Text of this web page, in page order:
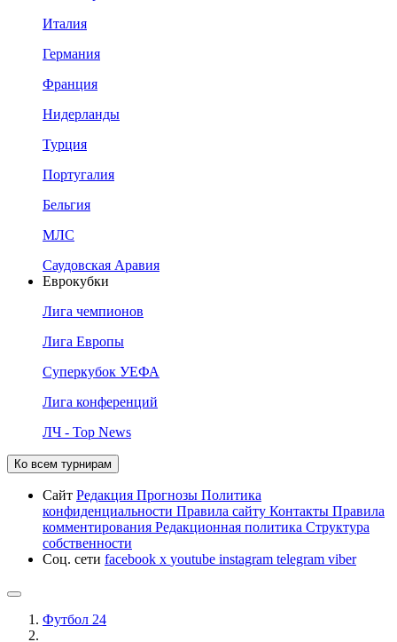
Италия
Германия
Франция
Нидерланды
Турция
Португалия
Бельгия
МЛС
Саудовская Аравия
Еврокубки
Лига чемпионов
Лига Европы
Суперкубок УЕФА
Лига конференций
ЛЧ - Top News
Ко всем турнирам
Сайт Редакция Прогнозы Политика
конфиденциальности Правила сайту Контакты Правила
комментирования Редакционная политика Структура
собственности
Соц. сети facebook x youtube instagram telegram viber
Футбол 24